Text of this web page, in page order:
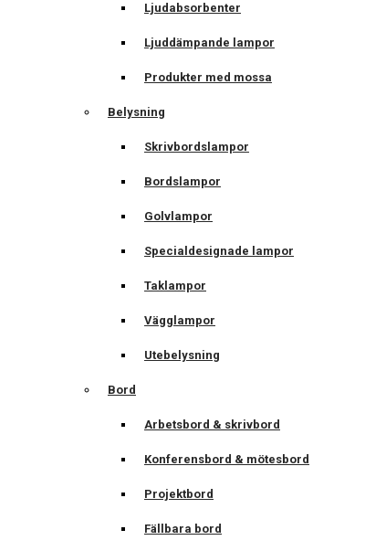
Ljudabsorbenter
Ljuddämpande lampor
Produkter med mossa
Belysning
Skrivbordslampor
Bordslampor
Golvlampor
Specialdesignade lampor
Taklampor
Vägglampor
Utebelysning
Bord
Arbetsbord & skrivbord
Konferensbord & mötesbord
Projektbord
Fällbara bord